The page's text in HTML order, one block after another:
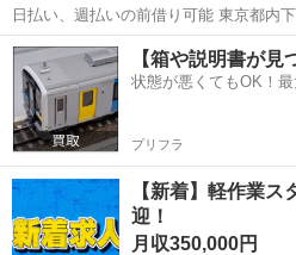
日払い、週払いの前借り可能 東京都内下水道工事作業員募集 不況に左
右されない安定した公共工事のお仕事です。 東京都内の老朽
水道管更生工事です。 正社員雇用、公
い方にも安心です！ ...
埼玉 三郷市 三郷中央駅 その
【箱や説明書が見
状態が悪くてもOK！
プリフラ
【新着】軽作業
迎！
月収350,000円